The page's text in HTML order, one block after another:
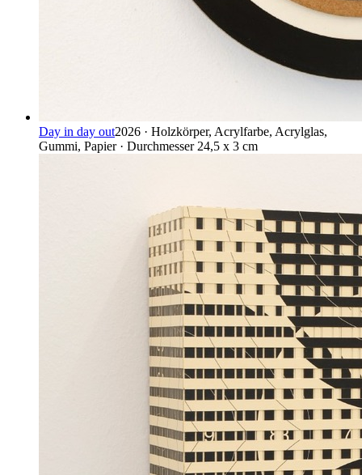
Day in day out2026 · Holzkörper, Acrylfarbe, Acrylglas,
Gummi, Papier · Durchmesser 24,5 x 3 cm